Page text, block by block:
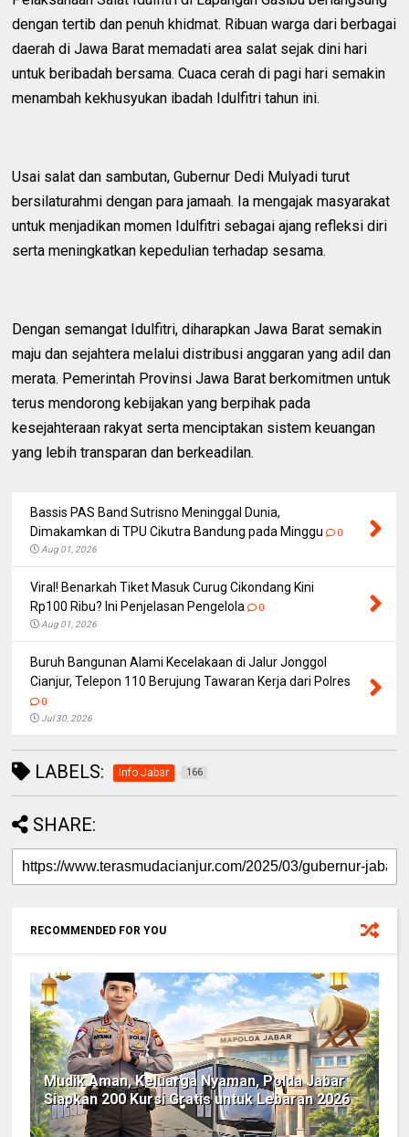
dengan tertib dan penuh khidmat. Ribuan warga dari berbagai
daerah di Jawa Barat memadati area salat sejak dini hari
untuk beribadah bersama. Cuaca cerah di pagi hari semakin
menambah kekhusyukan ibadah Idulfitri tahun ini.
Usai salat dan sambutan, Gubernur Dedi Mulyadi turut
bersilaturahmi dengan para jamaah. Ia mengajak masyarakat
untuk menjadikan momen Idulfitri sebagai ajang refleksi diri
serta meningkatkan kepedulian terhadap sesama.
Dengan semangat Idulfitri, diharapkan Jawa Barat semakin
maju dan sejahtera melalui distribusi anggaran yang adil dan
merata. Pemerintah Provinsi Jawa Barat berkomitmen untuk
terus mendorong kebijakan yang berpihak pada
kesejahteraan rakyat serta menciptakan sistem keuangan
yang lebih transparan dan berkeadilan.
Bassis PAS Band Sutrisno Meninggal Dunia,
Dimakamkan di TPU Cikutra Bandung pada Minggu
0
Aug 01, 2026
Viral! Benarkah Tiket Masuk Curug Cikondang Kini
Rp100 Ribu? Ini Penjelasan Pengelola
0
Aug 01, 2026
Buruh Bangunan Alami Kecelakaan di Jalur Jonggol
Cianjur, Telepon 110 Berujung Tawaran Kerja dari Polres
0
Jul 30, 2026
LABELS: Info Jabar 166
SHARE:
RECOMMENDED FOR YOU
Mudik Aman, Keluarga Nyaman, Polda Jabar
Siapkan 200 Kursi Gratis untuk Lebaran 2026